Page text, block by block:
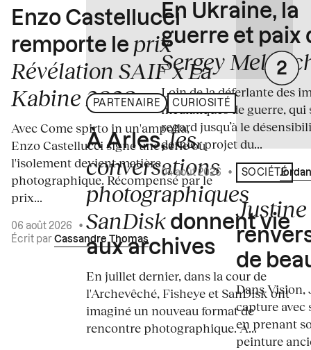
Enzo Castellucci
remporte le prix
Révélation SAIF x La
Kabine 2026
Avec Come spirto in un'ampolla,
Enzo Castellucci signe une série où
l'isolement devient matière
photographique. Récompensé par le
prix...
06 août 2026
•
Écrit par Cassandre Thomas
PARTENAIRE CURIOSITÉ
À Arles,les
conversations
photographiques
SanDisk donnent vie
aux archives
En juillet dernier, dans la cour de
l'Archevêché, Fisheye et SanDisk ont
imaginé un nouveau format de
rencontre photographique. À...
En Ukraine, la
guerre et paix
Sergey
Loin de la déferlante des
médiatiques de guerre, qui
regard jusqu’à le
dernier projet du...
04 août 2026 • Écrit par
SOCIÉTÉ
de
Dans
capture avec
en prenant
peinture